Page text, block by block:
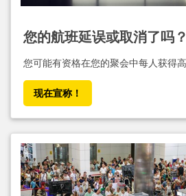
您的航班延误或取消了吗？
您可能有资格在您的聚会中每人获得
现在宣称！